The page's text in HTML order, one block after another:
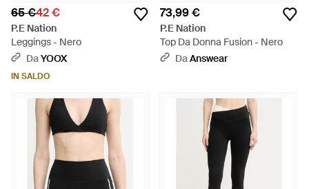
65 €42 €
P.E Nation
Leggings - Nero
DaYOOX
IN SALDO
73,99 €
P.E Nation
Top Da Donna Fusion - Nero
DaAnswear